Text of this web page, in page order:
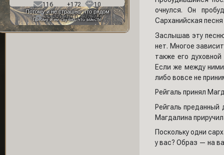
Потому и не страшно, что рядом
Потому и не скучно, что вместе
116 +172
10
33 550,2/0 07.26,2/4
очнулся. Он
Сарханийская
Заслышав эту
нет. Многое
также его
Если же между
либо вовсе не
Рейгаль принял
Рейгаль преданный
Магдалина
Поскольку одни
у вас? Образ — на